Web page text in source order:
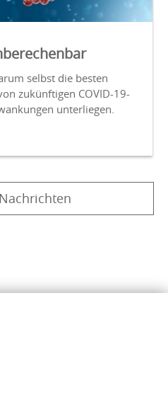
selbst die besten
zukünftigen COVID-19-
unterliegen.